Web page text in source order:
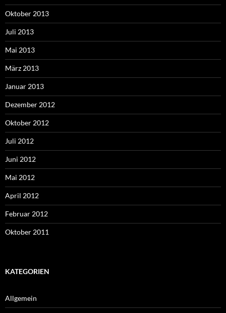
Oktober 2013
Juli 2013
Mai 2013
März 2013
Januar 2013
Dezember 2012
Oktober 2012
Juli 2012
Juni 2012
Mai 2012
April 2012
Februar 2012
Oktober 2011
KATEGORIEN
Allgemein